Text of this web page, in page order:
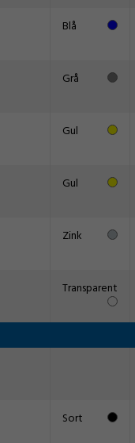
Blå
Grå
Gul
Gul
Zink
Transparent
Sort